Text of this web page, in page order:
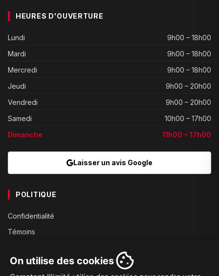
On utilise des cookies
HEURES D'OUVERTURE
Lundi
9h00 – 18h00
Mardi
9h00 – 18h00
Mercredi
9h00 – 18h00
Jeudi
9h00 – 20h00
Vendredi
9h00 – 20h00
Samedi
10h00 – 17h00
Dimanche
11h00 – 17h00
Laisser un avis Google
POLITIQUE
Confidentialité
Témoins
Conditions